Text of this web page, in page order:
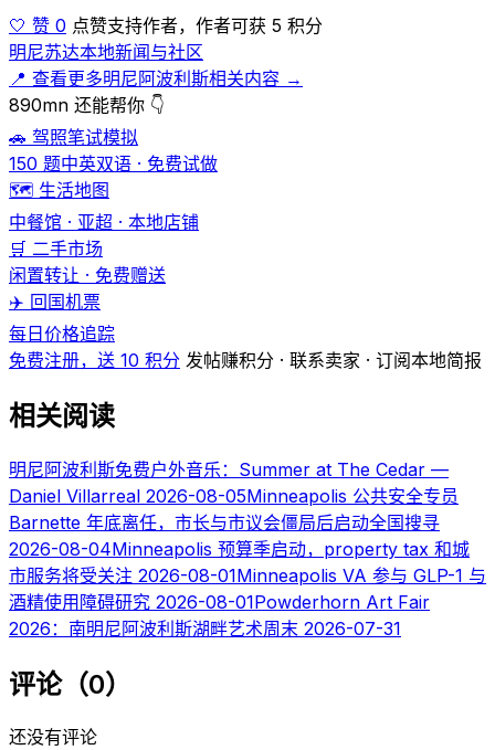
🤍 赞 0 点赞支持作者，作者可获 5 积分
明尼苏达本地新闻与社区
📍 查看更多明尼阿波利斯相关内容 →
890mn 还能帮你 👇
🚗 驾照笔试模拟
150 题中英双语 · 免费试做
🗺️ 生活地图
中餐馆 · 亚超 · 本地店铺
🛒 二手市场
闲置转让 · 免费赠送
✈️ 回国机票
每日价格追踪
免费注册，送 10 积分 发帖赚积分 · 联系卖家 · 订阅本地简报
相关阅读
明尼阿波利斯免费户外音乐：Summer at The Cedar —
Daniel Villarreal 2026-08-05Minneapolis 公共安全专员
Barnette 年底离任，市长与市议会僵局后启动全国搜寻
2026-08-04Minneapolis 预算季启动，property tax 和城
市服务将受关注 2026-08-01Minneapolis VA 参与 GLP-1 与
酒精使用障碍研究 2026-08-01Powderhorn Art Fair
2026：南明尼阿波利斯湖畔艺术周末 2026-07-31
评论（0）
还没有评论